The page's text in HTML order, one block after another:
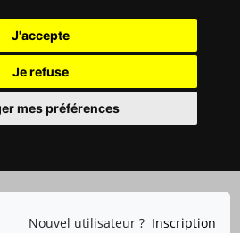
J'accepte
Je refuse
mes préférences
Inscription
Nouvel utilisateur ?